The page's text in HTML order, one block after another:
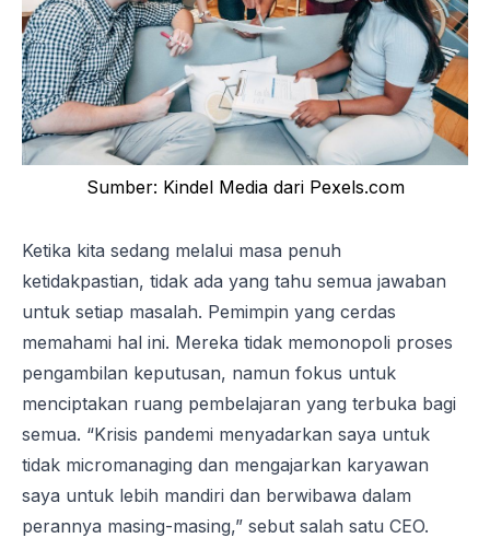
Sumber: Kindel Media dari Pexels.com
Ketika kita sedang melalui masa penuh
ketidakpastian, tidak ada yang tahu semua jawaban
untuk setiap masalah. Pemimpin yang cerdas
memahami hal ini. Mereka tidak memonopoli proses
pengambilan keputusan, namun fokus untuk
menciptakan ruang pembelajaran yang terbuka bagi
semua. “Krisis pandemi menyadarkan saya untuk
tidak micromanaging dan mengajarkan karyawan
saya untuk lebih mandiri dan berwibawa dalam
perannya masing-masing,” sebut salah satu CEO.